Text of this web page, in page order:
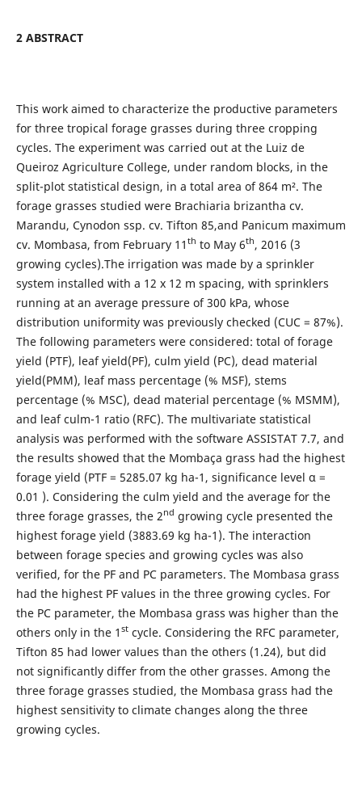
2 ABSTRACT
This work aimed to characterize the productive parameters
for three tropical forage grasses during three cropping
cycles. The experiment was carried out at the Luiz de
Queiroz Agriculture College, under random blocks, in the
split-plot statistical design, in a total area of 864 m². The
forage grasses studied were Brachiaria brizantha cv.
Marandu, Cynodon ssp. cv. Tifton 85,and Panicum maximum
cv. Mombasa, from February 11 th to May 6th, 2016 (3
growing cycles).The irrigation was made by a sprinkler
system installed with a 12 x 12 m spacing, with sprinklers
running at an average pressure of 300 kPa, whose
distribution uniformity was previously checked (CUC = 87%).
The following parameters were considered: total of forage
yield (PTF), leaf yield(PF), culm yield (PC), dead material
yield(PMM), leaf mass percentage (% MSF), stems
percentage (% MSC), dead material percentage (% MSMM),
and leaf culm-1 ratio (RFC). The multivariate statistical
analysis was performed with the software ASSISTAT 7.7, and
the results showed that the Mombaça grass had the highest
forage yield (PTF = 5285.07 kg ha-1, significance level α =
0.01 ). Considering the culm yield and the average for the
three forage grasses, the 2nd growing cycle presented the
highest forage yield (3883.69 kg ha-1). The interaction
between forage species and growing cycles was also
verified, for the PF and PC parameters. The Mombasa grass
had the highest PF values in the three growing cycles. For
the PC parameter, the Mombasa grass was higher than the
others only in the 1 stcycle. Considering the RFC parameter,
Tifton 85 had lower values than the others (1.24), but did
not significantly differ from the other grasses. Among the
three forage grasses studied, the Mombasa grass had the
highest sensitivity to climate changes along the three
growing cycles.